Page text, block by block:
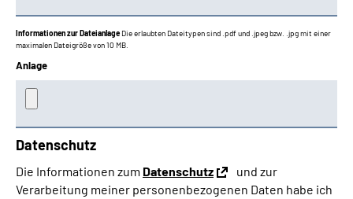
Informationen zur Dateianlage Die erlaubten Dateitypen sind .pdf und .jpeg bzw. .jpg mit einer
maximalen Dateigröße von 10 MB.
Anlage
Datenschutz
Die Informationen zum Datenschutz
und zur
Verarbeitung meiner personenbezogenen Daten habe ich